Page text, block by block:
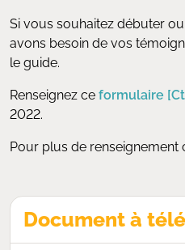
Si vous souhaitez débuter
avons besoin de vos
le guide.
Renseignez ce formulaire
2022.
Pour plus de renseignement
Document à